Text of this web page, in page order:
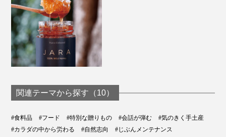
関連テーマから探す（10）
#食料品 #フード #特別な贈りもの #会話が弾む
#気のきく手土産
#カラダの中から労わる
#自然志向
#じぶんメンテナンス